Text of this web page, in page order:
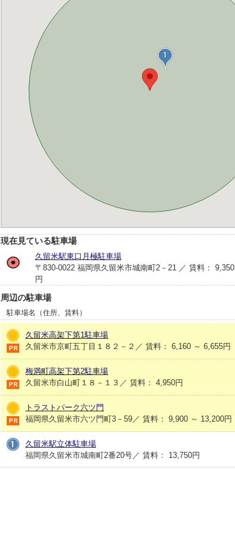
現在見ている駐車場
久留米駅東口月極駐車場
〒830-0022 福岡県久留米市城南町2－21 ／ 賃料： 9,350
円
周辺の駐車場
駐車場名（住所、賃料）
久留米高架下第1駐車場
久留米市京町五丁目１８２－２／ 賃料： 6,160 ～ 6,655円
梅満町高架下第2駐車場
久留米市白山町１８－１３／ 賃料： 4,950円
トラストパーク六ツ門
福岡県久留米市六ツ門町3－59／ 賃料： 9,900 ～ 13,200円
久留米駅立体駐車場
福岡県久留米市城南町2番20号／ 賃料： 13,750円